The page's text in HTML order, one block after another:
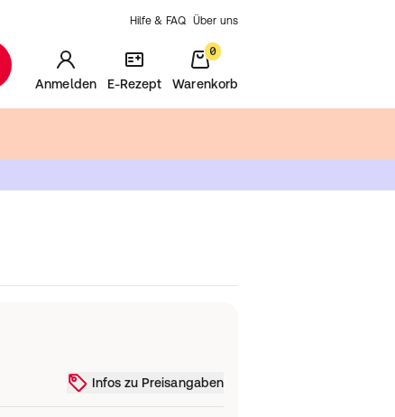
Hilfe & FAQ Über uns
Anmelden E-Rezept
0
Warenkorb
Infos zu Preisangaben